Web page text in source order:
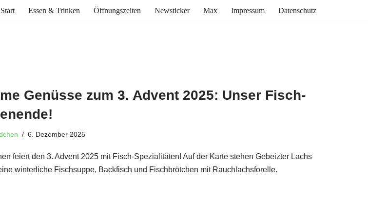
Start Essen & Trinken Öffnungszeiten Newsticker Max Impressum Datenschutz
Genüsse zum 3. Advent 2025: Unser Fisch-
6. Dezember 2025
feiert den 3. Advent 2025 mit Fisch-Spezialitäten! Auf der Karte stehen Gebeizter Lachs
winterliche Fischsuppe, Backfisch und Fischbrötchen mit Rauchlachsforelle.